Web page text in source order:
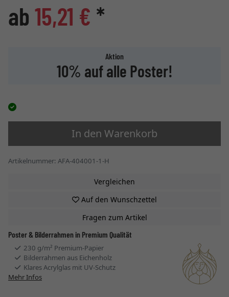
ab 15,21 € *
Aktion
10% auf alle Poster!
In den Warenkorb
Artikelnummer: AFA-404001-1-H
Vergleichen
Auf den Wunschzettel
Fragen zum Artikel
Poster & Bilderrahmen in Premium Qualität
230 g/m² Premium-Papier
Bilderrahmen aus Eichenholz
Klares Acrylglas mit UV-Schutz
Mehr Infos